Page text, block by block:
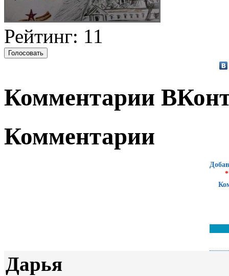
Рейтинг: 11
Комментарии
Комментарии
*
Дарья